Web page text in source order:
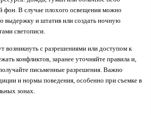
фон. В случае плохого освещения можно
выдержку и штатив или создать ночную
светописи.
возникнуть с разрешениями или доступом к
конфликтов, заранее уточняйте правила и,
письменные разрешения. Важно
и нормы поведения, особенно при съемке в
зонах.